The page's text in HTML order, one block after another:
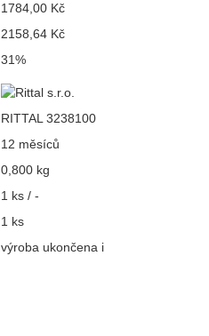
1784,00 Kč
2158,64 Kč
31%
RITTAL 3238100
12 měsíců
0,800 kg
1 ks / -
1 ks
výroba ukončena i